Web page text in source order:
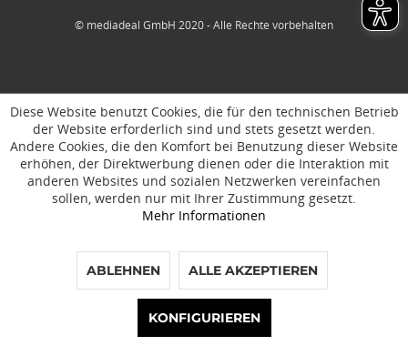
access_time mail_outline
© mediadeal GmbH 2020 - Alle Rechte vorbehalten
Diese Website benutzt Cookies, die für den technischen Betrieb
der Website erforderlich sind und stets gesetzt werden.
Andere Cookies, die den Komfort bei Benutzung dieser Website
erhöhen, der Direktwerbung dienen oder die Interaktion mit
anderen Websites und sozialen Netzwerken vereinfachen
sollen, werden nur mit Ihrer Zustimmung gesetzt.
Mehr Informationen
ABLEHNEN ALLE AKZEPTIEREN
KONFIGURIEREN